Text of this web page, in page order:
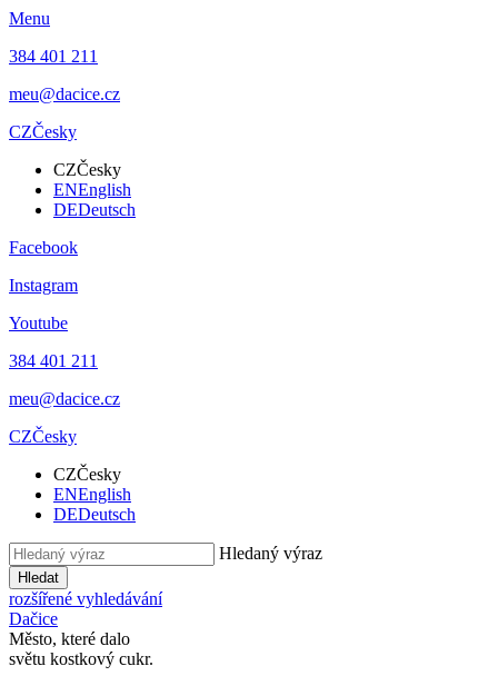
Menu
384 401 211
meu@dacice.cz
CZČesky
CZČesky
ENEnglish
DEDeutsch
Facebook
Instagram
Youtube
384 401 211
meu@dacice.cz
CZČesky
CZČesky
ENEnglish
DEDeutsch
Hledaný výraz
Hledat
rozšířené vyhledávání
Dačice
Město, které dalo
světu kostkový cukr.